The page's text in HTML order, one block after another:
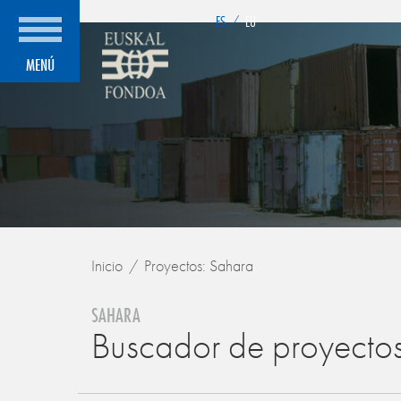
MENÚ
ES / EU
Inicio Proyectos: Sahara
SAHARA
Buscador de